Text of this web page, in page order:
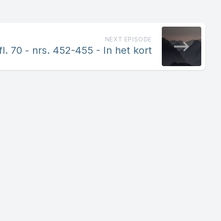
NEXT EPISODE
70 - nrs. 452-455 - In het kort